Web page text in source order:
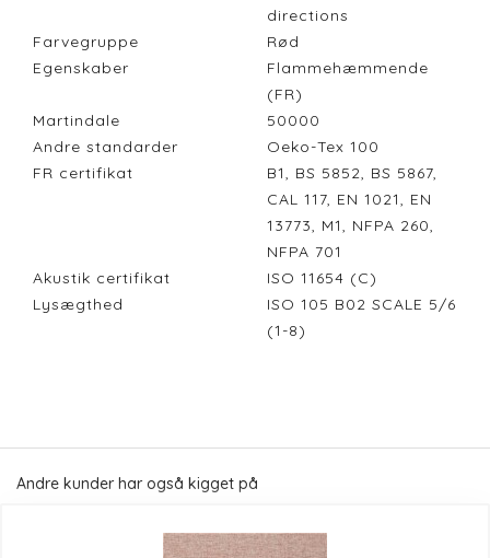
directions
Farvegruppe
Rød
Egenskaber
Flammehæmmende
(FR)
Martindale
50000
Andre standarder
Oeko-Tex 100
FR certifikat
B1, BS 5852, BS 5867,
CAL 117, EN 1021, EN
13773, M1, NFPA 260,
NFPA 701
Akustik certifikat
ISO 11654 (C)
Lysægthed
ISO 105 B02 SCALE 5/6
(1-8)
Andre kunder har også kigget på